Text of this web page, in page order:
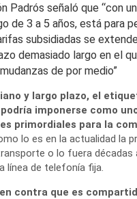
Padrós señaló que “con
de 3 a 5 años, está para
subsidiadas se
demasiado largo en el
de por medio”
y largo plazo, el
imponerse como
primordiales para la
lo es en la actualidad la
o lo fuera décadas
línea de telefonía fija.
contra que es